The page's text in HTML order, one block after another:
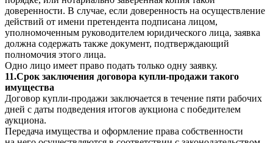
доверенности. В случае, если доверенность на осуществление
действий от имени претендента подписана лицом,
уполномоченным руководителем юридического лица, заявка
должна содержать также документ, подтверждающий
полномочия этого лица.
Одно лицо имеет право подать только одну заявку.
11.Срок заключения договора купли-продажи такого
имущества
Договор купли-продажи заключается в течение пяти рабочих
дней с даты подведения итогов аукциона с победителем
аукциона.
Передача имущества и оформление права собственности